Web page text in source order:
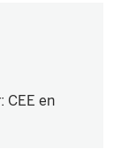
: CEE en